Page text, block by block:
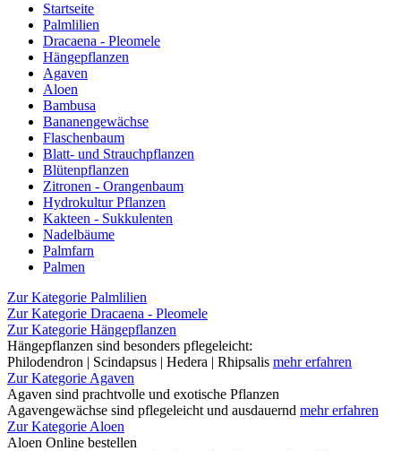
Startseite
Palmlilien
Dracaena - Pleomele
Hängepflanzen
Agaven
Aloen
Bambusa
Bananengewächse
Flaschenbaum
Blatt- und Strauchpflanzen
Blütenpflanzen
Zitronen - Orangenbaum
Hydrokultur Pflanzen
Kakteen - Sukkulenten
Nadelbäume
Palmfarn
Palmen
Zur Kategorie Palmlilien
Zur Kategorie Dracaena - Pleomele
Zur Kategorie Hängepflanzen
Hängepflanzen sind besonders pflegeleicht:
Philodendron | Scindapsus | Hedera | Rhipsalis mehr erfahren
Zur Kategorie Agaven
Agaven sind prachtvolle und exotische Pflanzen
Agavengewächse sind pflegeleicht und ausdauernd mehr erfahren
Zur Kategorie Aloen
Aloen Online bestellen